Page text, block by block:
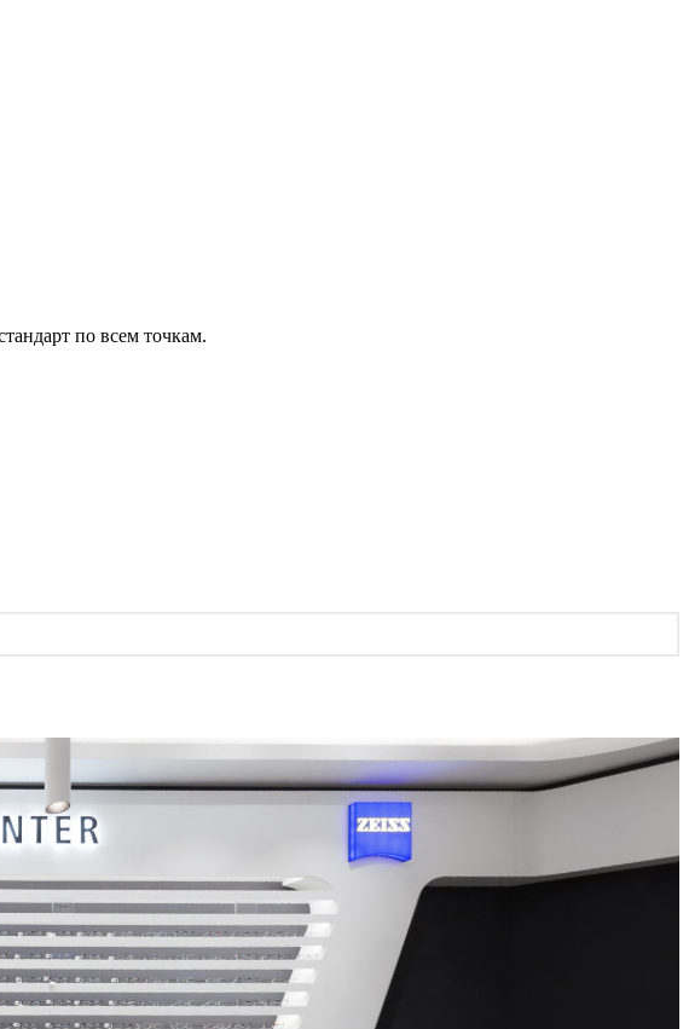
по всем точкам.